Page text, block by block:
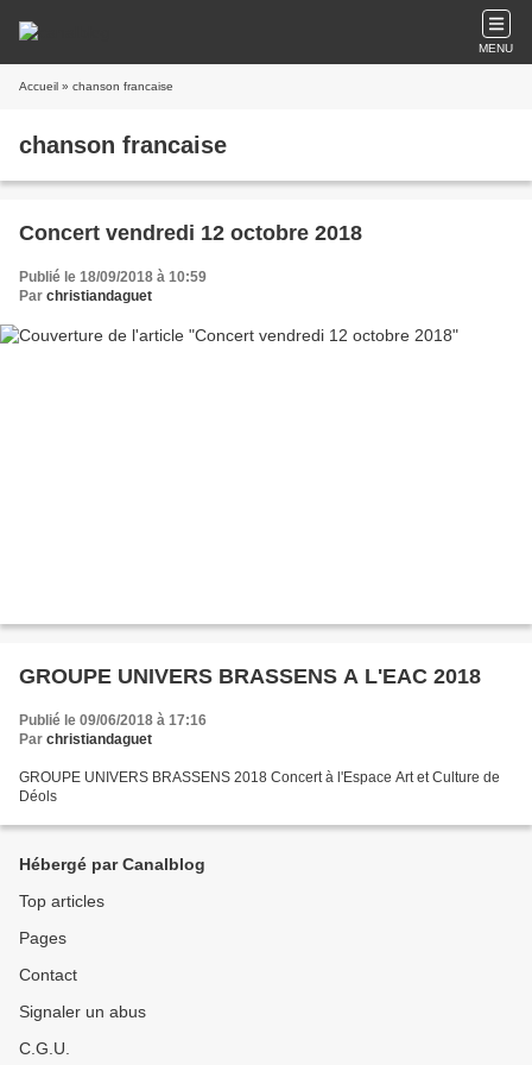
MENU
Accueil » chanson francaise
chanson francaise
Concert vendredi 12 octobre 2018
Publié le 18/09/2018 à 10:59
Par christiandaguet
GROUPE UNIVERS BRASSENS A L'EAC 2018
Publié le 09/06/2018 à 17:16
Par christiandaguet
GROUPE UNIVERS BRASSENS 2018 Concert à l'Espace Art et Culture de
Déols
Hébergé par Canalblog
Top articles
Pages
Contact
Signaler un abus
C.G.U.